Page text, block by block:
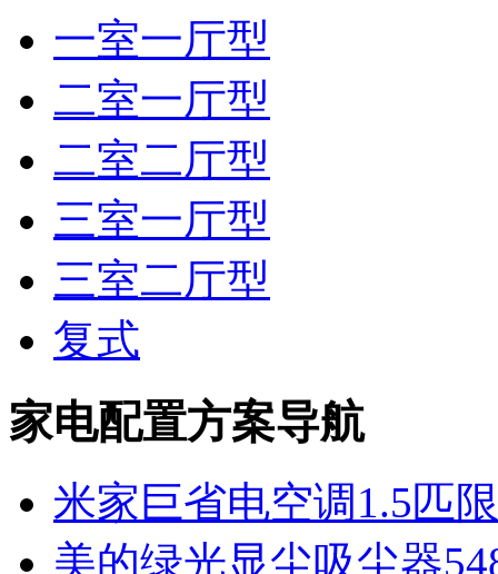
一室一厅型
二室一厅型
二室二厅型
三室一厅型
三室二厅型
复式
家电配置方案导航
米家巨省电空调1.5匹
美的绿光显尘吸尘器